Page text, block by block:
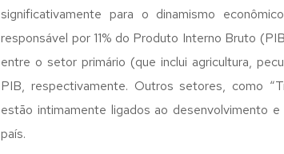
significativamente para o dinamismo
responsável por 11% do Produto Interno Bruto
entre o setor primário (que inclui agricultura,
PIB, respectivamente. Outros setores, como
estão intimamente ligados ao desenvolvimento
país.